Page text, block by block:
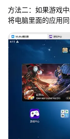
方法二：如果游戏
将电脑里面的应用同